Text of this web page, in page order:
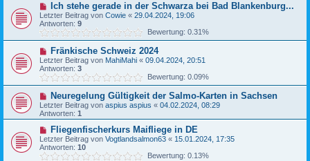
Ich stehe gerade in der Schwarza bei Bad Blankenburg...
Letzter Beitrag von Cowie « 29.04.2024, 19:06
Antworten: 9
Bewertung: 0.31%
Fränkische Schweiz 2024
Letzter Beitrag von MahiMahi « 09.04.2024, 20:51
Antworten: 3
Bewertung: 0.09%
Neuregelung Gültigkeit der Salmo-Karten in Sachsen
Letzter Beitrag von aspius aspius « 04.02.2024, 08:29
Antworten: 1
Fliegenfischerkurs Maifliege in DE
Letzter Beitrag von Vogtlandsalmon63 « 15.01.2024, 17:35
Antworten: 10
Bewertung: 0.13%